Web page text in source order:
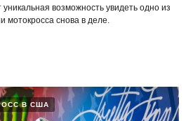
возможность увидеть одно из
мотокросса снова в деле.
В США